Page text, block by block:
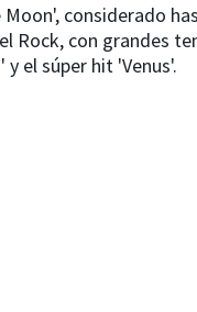
considerado
Rock, con grandes
el súper hit 'Venus'.